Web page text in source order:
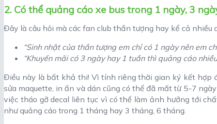
2. Có thể quảng cáo xe bus trong 1 ngày, 3
Đây là câu hỏi mà các fan club thần tượng hay kể cả
“Sinh nhật của thần tượng em chỉ có 1 ngày nên em
“Khuyến mãi có 3 ngày hay 1 tuần thì quảng cáo
Điều này là bất khả thi! Vì tính riêng thời gian ký kết hợp
sửa maquette, in ấn và dán cũng có thể đã mất từ 5-7
việc tháo gỡ decal liên tục vì có thể làm ảnh hưởng tới
như quảng cáo trong 1 tháng hay 3 tháng, 6 tháng.